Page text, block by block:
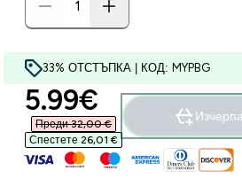
33% ОТСТЪПКА | КОД: MYPBG
discounted
5.99€‎
Преди 32,00 €‎
Спестете 26,01 €‎